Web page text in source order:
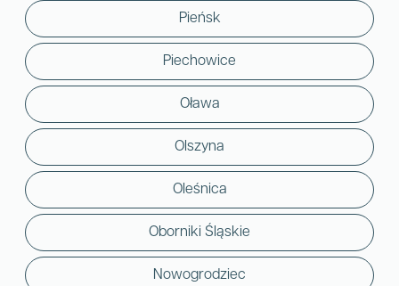
Pieńsk
Piechowice
Oława
Olszyna
Oleśnica
Oborniki Śląskie
Nowogrodziec